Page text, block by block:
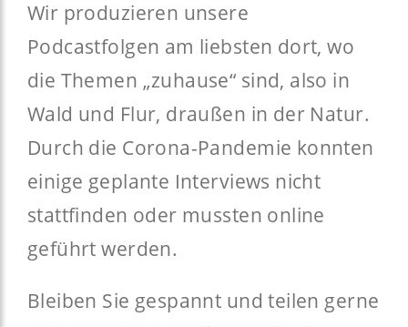
Wir produzieren unsere
Podcastfolgen am liebsten dort, wo
die Themen „zuhause“ sind, also in
Wald und Flur, draußen in der Natur.
Durch die Corona-Pandemie konnten
einige geplante Interviews nicht
stattfinden oder mussten online
geführt werden.
Bleiben Sie gespannt und teilen gerne